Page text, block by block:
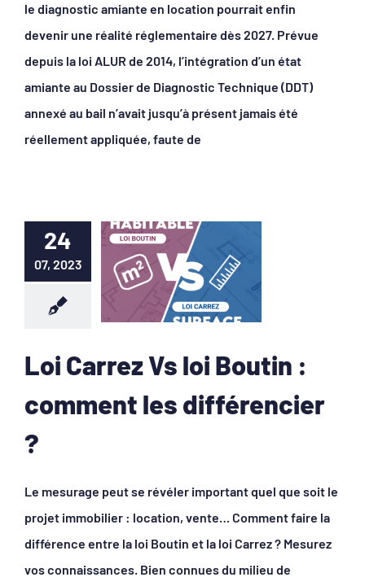
le diagnostic amiante en location pourrait enfin
devenir une réalité réglementaire dès 2027. Prévue
depuis la loi ALUR de 2014, l’intégration d’un état
amiante au Dossier de Diagnostic Technique (DDT)
annexé au bail n’avait jusqu’à présent jamais été
réellement appliquée, faute de
24
07, 2023
Loi Carrez Vs loi Boutin :
comment les différencier
?
Le mesurage peut se révéler important quel que soit le
projet immobilier : location, vente… Comment faire la
différence entre la loi Boutin et la loi Carrez ? Mesurez
vos connaissances. Bien connues du milieu de